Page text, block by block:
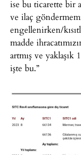
ise bu ticarette bir
ve ilaç
engellenirken/
madde
artmış ve yaklaşık
işte bu.”